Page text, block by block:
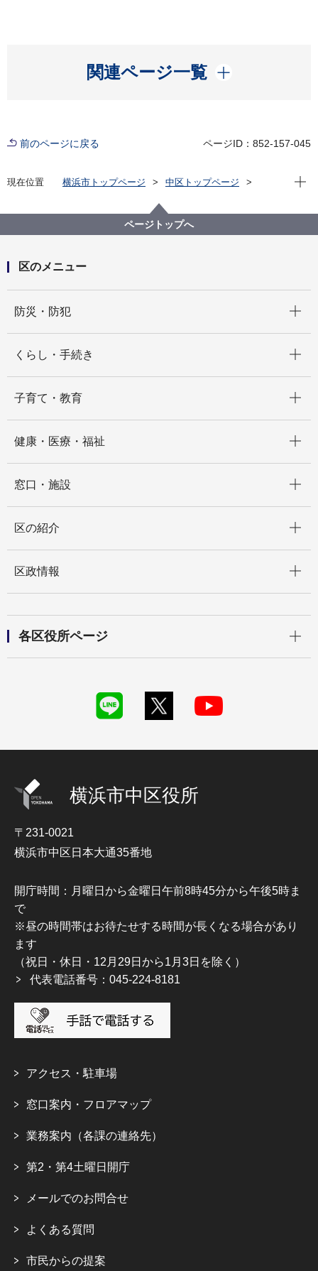
関連ページ一覧
開く
前のページに戻る ページID：852-157-045
現在位置 横浜市トップページ
中区トップページ
中区地域福祉保健計画
中区地域福祉保健計画 中なかいいネ！推進会議
現在
ページトップへ
区のメニュー
防災・防犯
くらし・手続き
子育て・教育
健康・医療・福祉
窓口・施設
区の紹介
区政情報
各区役所ページ
横浜市中区役所
〒231-0021
横浜市中区日本大通35番地
開庁時間：月曜日から金曜日午前8時45分から午後5時ま
で
※昼の時間帯はお待たせする時間が長くなる場合があり
ます
（祝日・休日・12月29日から1月3日を除く）
代表電話番号：045-224-8181
アクセス・駐車場
窓口案内・フロアマップ
業務案内（各課の連絡先）
第2・第4土曜日開庁
メールでのお問合せ
よくある質問
市民からの提案